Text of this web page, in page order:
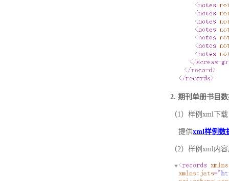
2. 期刊单册书目
（1）样例xml下载
提供xml样例数
（2）样例xml内